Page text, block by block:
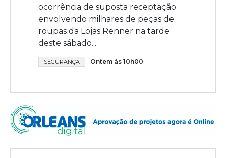
ocorrência de suposta receptação
envolvendo milhares de peças de
roupas da Lojas Renner na tarde
deste sábado...
SEGURANÇA Ontem às 10h00